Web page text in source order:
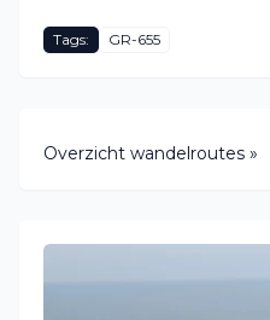
Tags: GR-655
Overzicht wandelroutes »